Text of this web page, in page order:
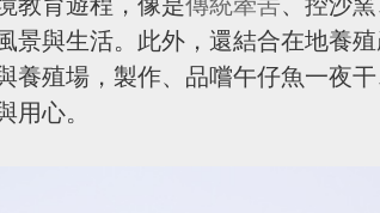
景與生活。此外，還結合在地養
養殖場，製作、品嚐午仔魚一夜
用心。